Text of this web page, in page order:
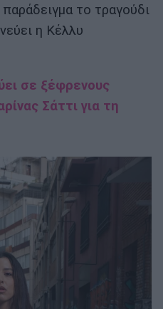
το τραγούδι
η Κέλλυ
σε ξέφρενους
Σάττι για τη